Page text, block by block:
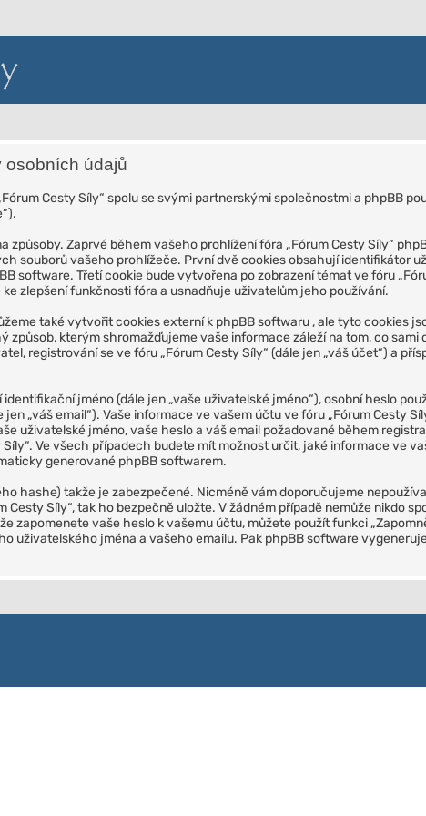
osobních údajů
Cesty Síly“ spolu se svými partnerskými společnostmi a phpBB
způsoby. Zaprvé během vašeho prohlížení fóra „Fórum Cesty Síly“
souborů vašeho prohlížeče. První dvě cookies obsahují identifikátor
software. Třetí cookie bude vytvořena po zobrazení témat ve fóru
zlepšení funkčnosti fóra a usnadňuje uživatelům jeho používání.
také vytvořit cookies externí k phpBB softwaru , ale tyto cookies
kterým shromažďujeme vaše informace záleží na tom, co sami
registrování se ve fóru „Fórum Cesty Síly“ (dále jen „váš účet“) a
jméno (dále jen „vaše uživatelské jméno“), osobní heslo
„váš email“). Vaše informace ve vašem účtu ve fóru „Fórum Cesty
uživatelské jméno, vaše heslo a váš email požadované během
Ve všech případech budete mít možnost určit, jaké informace ve
generované phpBB softwarem.
hashe) takže je zabezpečené. Nicméně vám doporučujeme
Síly“, tak ho bezpečně uložte. V žádném případě nemůže nikdo
zapomenete vaše heslo k vašemu účtu, můžete použít funkci
uživatelského jména a vašeho emailu. Pak phpBB software